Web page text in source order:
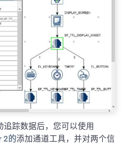
追踪数据后，您可以使用
2的添加通道工具，并对两个信